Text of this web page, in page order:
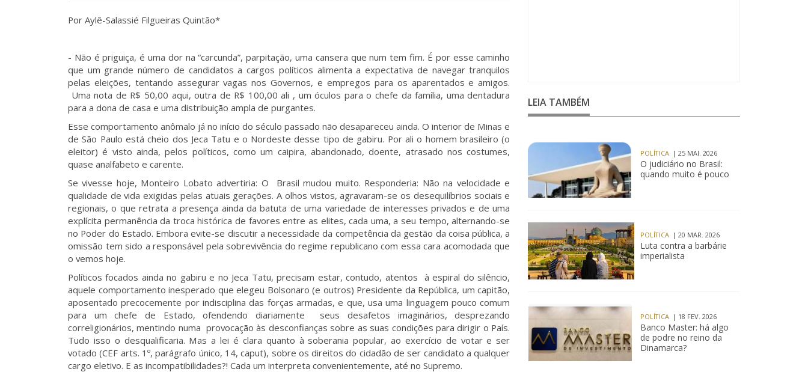
Por Aylê-Salassié Filgueiras Quintão*
- Não é priguiça, é uma dor na “carcunda”, parpitação, uma cansera que num tem fim. É por esse caminho
que um grande número de candidatos a cargos políticos alimenta a expectativa de navegar tranquilos
pelas eleições, tentando assegurar vagas nos Governos, e empregos para os aparentados e amigos.
Uma nota de R$ 50,00 aqui, outra de R$ 100,00 ali , um óculos para o chefe da família, uma dentadura
para a dona de casa e uma distribuição ampla de purgantes.
Esse comportamento anômalo já no início do século passado não desapareceu ainda. O interior de Minas e
de São Paulo está cheio dos Jeca Tatu e o Nordeste desse tipo de gabiru. Por ali o homem brasileiro (o
eleitor) é visto ainda, pelos políticos, como um caipira, abandonado, doente, atrasado nos costumes,
quase analfabeto e carente.
Se vivesse hoje, Monteiro Lobato advertiria: O Brasil mudou muito. Responderia: Não na velocidade e
qualidade de vida exigidas pelas atuais gerações. A olhos vistos, agravaram-se os desequilíbrios sociais e
regionais, o que retrata a presença ainda da batuta de uma variedade de interesses privados e de uma
explícita permanência da troca histórica de favores entre as elites, cada uma, a seu tempo, alternando-se
no Poder do Estado. Embora evite-se discutir a necessidade da competência da gestão da coisa pública, a
omissão tem sido a responsável pela sobrevivência do regime republicano com essa cara acomodada que
o vemos hoje.
Políticos focados ainda no gabiru e no Jeca Tatu, precisam estar, contudo, atentos à espiral do silêncio,
aquele comportamento inesperado que elegeu Bolsonaro (e outros) Presidente da República, um capitão,
aposentado precocemente por indisciplina das forças armadas, e que, usa uma linguagem pouco comum
para um chefe de Estado, ofendendo diariamente seus desafetos imaginários, desprezando
correligionários, mentindo numa provocação às desconfianças sobre as suas condições para dirigir o País.
Tudo isso o desqualificaria. Mas a lei é clara quanto à soberania popular, ao exercício de votar e ser
votado (CEF arts. 1º, parágrafo único, 14, caput), sobre os direitos do cidadão de ser candidato a qualquer
cargo eletivo. E as incompatibilidades?! Cada um interpreta convenientemente, até no Supremo.
LEIA TAMBÉM
POLÍTICA | 25 MAI. 2026
O judiciário no Brasil:
quando muito é pouco
POLÍTICA | 20 MAR. 2026
Luta contra a barbárie
imperialista
POLÍTICA | 18 FEV. 2026
Banco Master: há algo
de podre no reino da
Dinamarca?